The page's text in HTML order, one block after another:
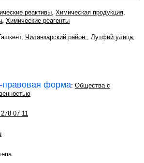
реактивы, Химическая продукция,
, Химические реагенты
Чиланзарский район , Лутфий улица,
правовая форма: Общества с
07 11